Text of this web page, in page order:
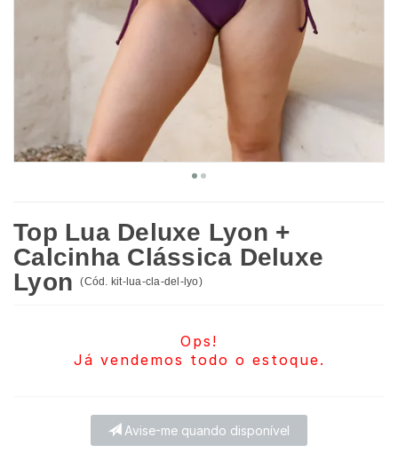
Top Lua Deluxe Lyon +
Calcinha Clássica Deluxe
Lyon(Cód. kit-lua-cla-del-lyo)
Ops!
Já vendemos todo o estoque.
Avise-me quando disponível